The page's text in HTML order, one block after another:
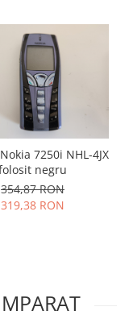
7250i NHL-4JX
negru
354,87 RON
319,38 RON